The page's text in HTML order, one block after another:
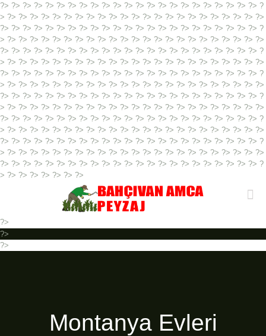
?> ?> ?> ?> ?> ?> ?> ?> ?> ?> ?> ?> ?> ?> ?> ?> ?> ?> ?> ?> ?> ?> ?> ?
> ?> ?> ?> ?> ?> ?> ?> ?> ?> ?> ?> ?> ?> ?> ?> ?> ?> ?> ?> ?> ?> ?> ?>
?> ?> ?> ?> ?> ?> ?> ?> ?> ?> ?> ?> ?> ?> ?> ?> ?> ?> ?> ?> ?> ?> ?> ?
> ?> ?> ?> ?> ?> ?> ?> ?> ?> ?> ?> ?> ?> ?> ?> ?> ?> ?> ?> ?> ?> ?> ?>
?> ?> ?> ?> ?> ?> ?> ?> ?> ?> ?> ?> ?> ?> ?> ?> ?> ?> ?> ?> ?> ?> ?> ?
> ?> ?> ?> ?> ?> ?> ?> ?> ?> ?> ?> ?> ?> ?> ?> ?> ?> ?> ?> ?> ?> ?> ?>
?> ?> ?> ?> ?> ?> ?> ?> ?> ?> ?> ?> ?> ?> ?> ?> ?> ?> ?> ?> ?> ?> ?> ?
> ?> ?> ?> ?> ?> ?> ?> ?> ?> ?> ?> ?> ?> ?> ?> ?> ?> ?> ?> ?> ?> ?> ?>
?> ?> ?> ?> ?> ?> ?> ?> ?> ?> ?> ?> ?> ?> ?> ?> ?> ?> ?> ?> ?> ?> ?> ?
> ?> ?> ?> ?> ?> ?> ?> ?> ?> ?> ?> ?> ?> ?> ?> ?> ?> ?> ?> ?> ?> ?> ?>
?> ?> ?> ?> ?> ?> ?> ?> ?> ?> ?> ?> ?> ?> ?> ?> ?> ?> ?> ?> ?> ?> ?> ?
> ?> ?> ?> ?> ?> ?> ?> ?> ?> ?> ?> ?> ?> ?> ?> ?> ?> ?> ?> ?> ?> ?> ?>
?> ?> ?> ?> ?> ?> ?> ?> ?> ?> ?> ?> ?> ?> ?> ?> ?> ?> ?> ?> ?> ?> ?> ?
> ?> ?> ?> ?> ?> ?> ?> ?> ?> ?> ?> ?> ?> ?> ?> ?> ?> ?> ?> ?> ?> ?> ?>
?> ?> ?> ?> ?> ?> ?> ?> ?> ?> ?> ?> ?> ?> ?> ?> ?> ?> ?> ?> ?> ?> ?> ?
> ?> ?> ?> ?> ?> ?> ?>
?>
?>
?>
Montanya Evleri